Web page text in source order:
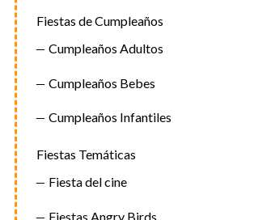
Fiestas de Cumpleaños
Cumpleaños Adultos
Cumpleaños Bebes
Cumpleaños Infantiles
Fiestas Temáticas
Fiesta del cine
Fiestas Angry Birds